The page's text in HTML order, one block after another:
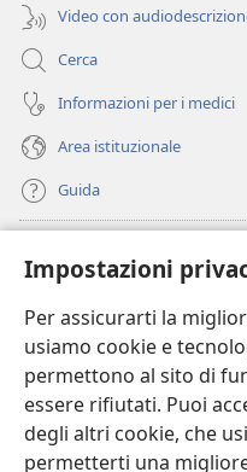
Impostazioni
Per assicurarti la
usiamo cookie e
permettono al sito di
essere rifiutati. Puoi
degli altri cookie, che
permetterti una
Video con
Cerca
Informazioni per i medici
Area istituzionale
Guida
(apre
una
nuova
finestra)
BIBLIOTECA ONLINE
(apre
una
nuova
finestra)
JW Hub
(apre
una
nuova
finestra)
JW Library